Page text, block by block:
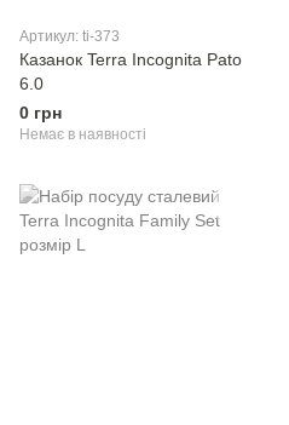
Артикул: ti-373
Казанок Terra Incognita Pato
6.0
0 грн
Немає в наявності